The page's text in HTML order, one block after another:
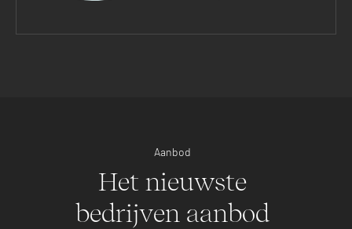
Aanbod
Het nieuwste
bedrijven aanbod